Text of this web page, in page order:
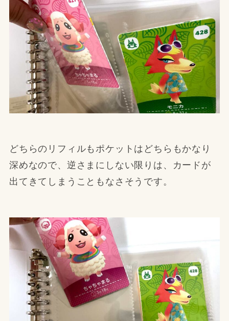
どちらのリフィルもポケットはどちらもかなり
深めなので、逆さまにしない限りは、カードが
出てきてしまうこともなさそうです。